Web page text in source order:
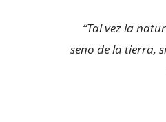
“Tal vez la
seno de la tierra,